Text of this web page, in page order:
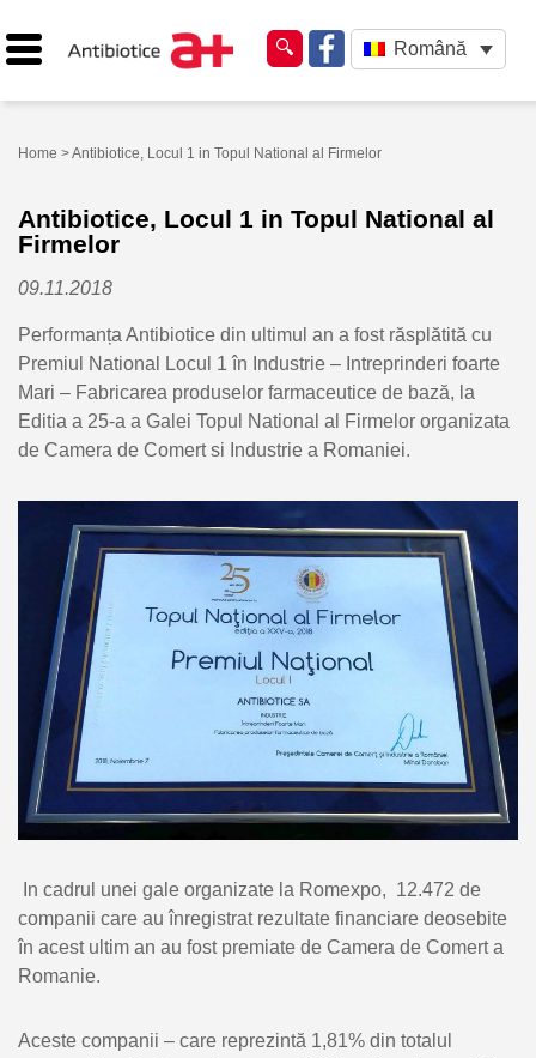
Română
Home > Antibiotice, Locul 1 in Topul National al Firmelor
Antibiotice, Locul 1 in Topul National al
Firmelor
09.11.2018
Performanța Antibiotice din ultimul an a fost răsplătită cu
Premiul National Locul 1 în Industrie – Intreprinderi foarte
Mari – Fabricarea produselor farmaceutice de bază, la
Editia a 25-a a Galei Topul National al Firmelor organizata
de Camera de Comert si Industrie a Romaniei.
In cadrul unei gale organizate la Romexpo, 12.472 de
companii care au înregistrat rezultate financiare deosebite
în acest ultim an au fost premiate de Camera de Comert a
Romanie.
Aceste companii – care reprezintă 1,81% din totalul